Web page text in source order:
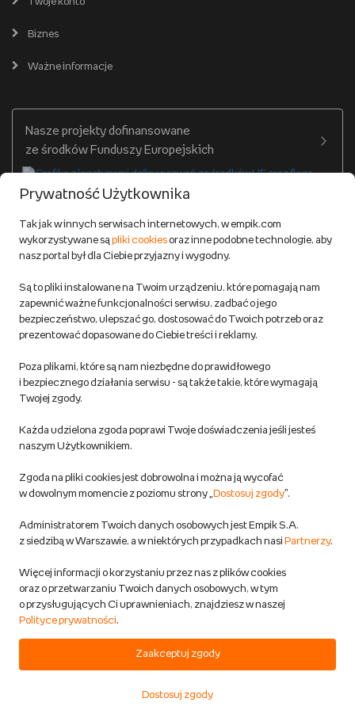
Empik Selfpublishing
Produkty cyfrowe
Biznes
Karty prezentowe
Zakupy hurtowe
Ważne informacje
Cennik dostawy
Zwroty
Reklamacje
Regulamin empik.com
Pozostałe Regulaminy Empiku
Polityka prywatności empik.com
produktów niebezpiecznych
Dostosuj zgody
Polityka prywatności empik
Raty u partnerów Empiku
Odbiór zużytego sprzętu
Do 100 zł na pierwsze zakupy w aplikacji. Pobierz i
korzystaj z kodów zniżkowych.Dowiedz się więcej
Nasze projekty dofinansowane
ze środków Funduszy Europejskich
Prywatność Użytkownika
Tak jak w innych serwisach internetowych, w empik.com
wykorzystywane sąpliki cookiesoraz inne podobne technologie, aby
nasz portal był dla Ciebie przyjazny i wygodny.
Są to pliki instalowane na Twoim urządzeniu, które pomagają nam
zapewnić ważne funkcjonalności serwisu, zadbać o jego
bezpieczeństwo, ulepszać go, dostosować do Twoich potrzeb oraz
prezentować dopasowane do Ciebie treści i reklamy.
Poza plikami, które są nam niezbędne do prawidłowego
i bezpiecznego działania serwisu - są także takie, które wymagają
Twojej zgody.
Każda udzielona zgoda poprawi Twoje doświadczenia jeśli jesteś
naszym Użytkownikiem.
Zgoda na pliki cookies jest dobrowolna i można ją wycofać
w dowolnym momencie z poziomu strony „ Dostosuj zgody”.
Administratorem Twoich danych osobowych jest Empik S.A.
z siedzibą w Warszawie, a w niektórych przypadkach nasi Partnerzy.
Więcej informacji o korzystaniu przez nas z plików cookies
oraz o przetwarzaniu Twoich danych osobowych, w tym
o przysługujących Ci uprawnieniach, znajdziesz w naszej
Polityce prywatności.
Zaakceptuj zgody
Dostosuj zgody